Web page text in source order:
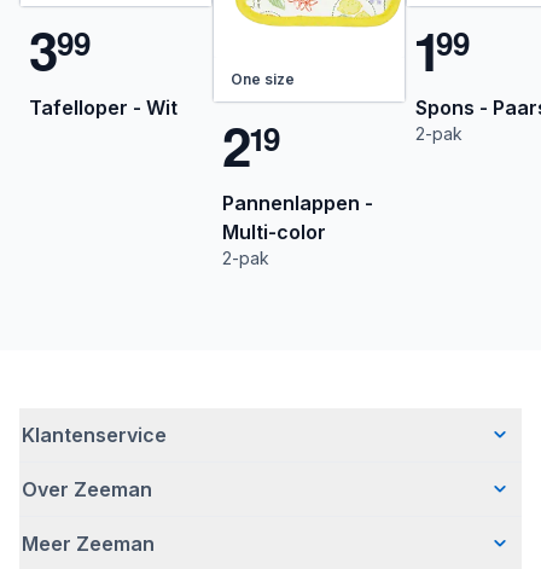
399
Tafelloper - Wit
One size
219
Pannenlappen -
Multi-color
2-pak
199
Spons -
2-pak
Klantenservice
Veelgestelde vragen
Bezorgen
Over Zeeman
Wie wij zijn
Meer Zeeman